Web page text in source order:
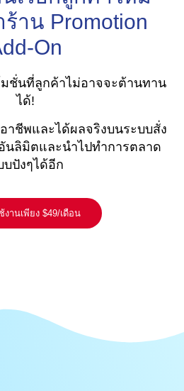
ร้าน Promotion
On
ชั่นที่ลูกค้าไม่อาจจะต้านทาน
ได้!
าชีพและได้ผลจริงบนระบบสั่ง
นลิมิตและนำไปทำการตลาด
บปังๆได้อีก
งานเพียง $49/เดือน